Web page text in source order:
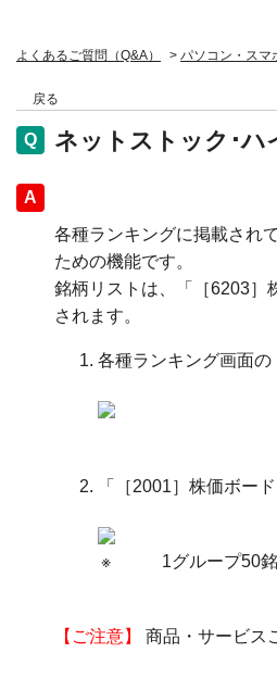
よくあるご質問（Q&A） > パソコン・スマ
戻る
ネットストック･ハ
回答
各種ランキングに掲載され
ための機能です。
銘柄リストは、「［6203］
されます。
各種ランキング画面
「［2001］株価ボー
※ 1グループ50
【ご注意】 商品・サービス